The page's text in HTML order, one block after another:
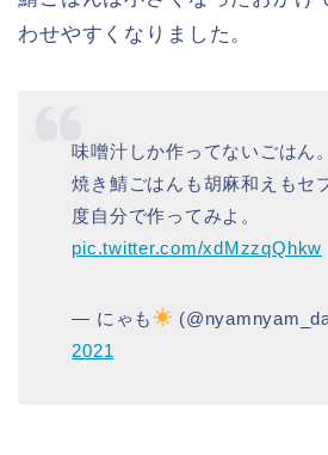
わせやすくなりました。
味噌汁しか作ってないごはん。
焼き鯖ごはんも胡麻和えもセ
度自分で作ってみよ。
pic.twitter.com/xdMzzqQhkw
— にゃも‎
2021